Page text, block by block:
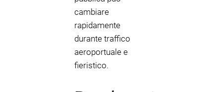
cambiare
rapidamente
durante traffico
aeroportuale e
fieristico.